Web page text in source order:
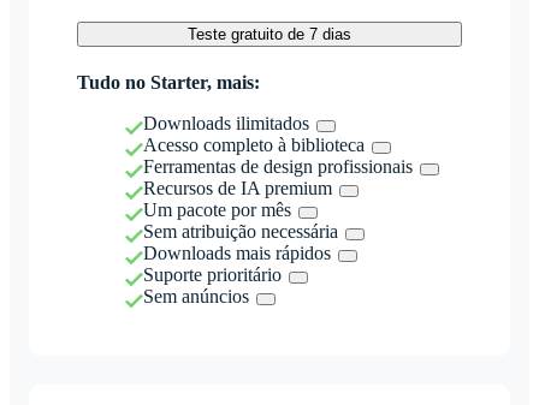
Teste gratuito de 7 dias
Tudo no Starter, mais:
Downloads ilimitados
Acesso completo à biblioteca
Ferramentas de design profissionais
Recursos de IA premium
Um pacote por mês
Sem atribuição necessária
Downloads mais rápidos
Suporte prioritário
Sem anúncios